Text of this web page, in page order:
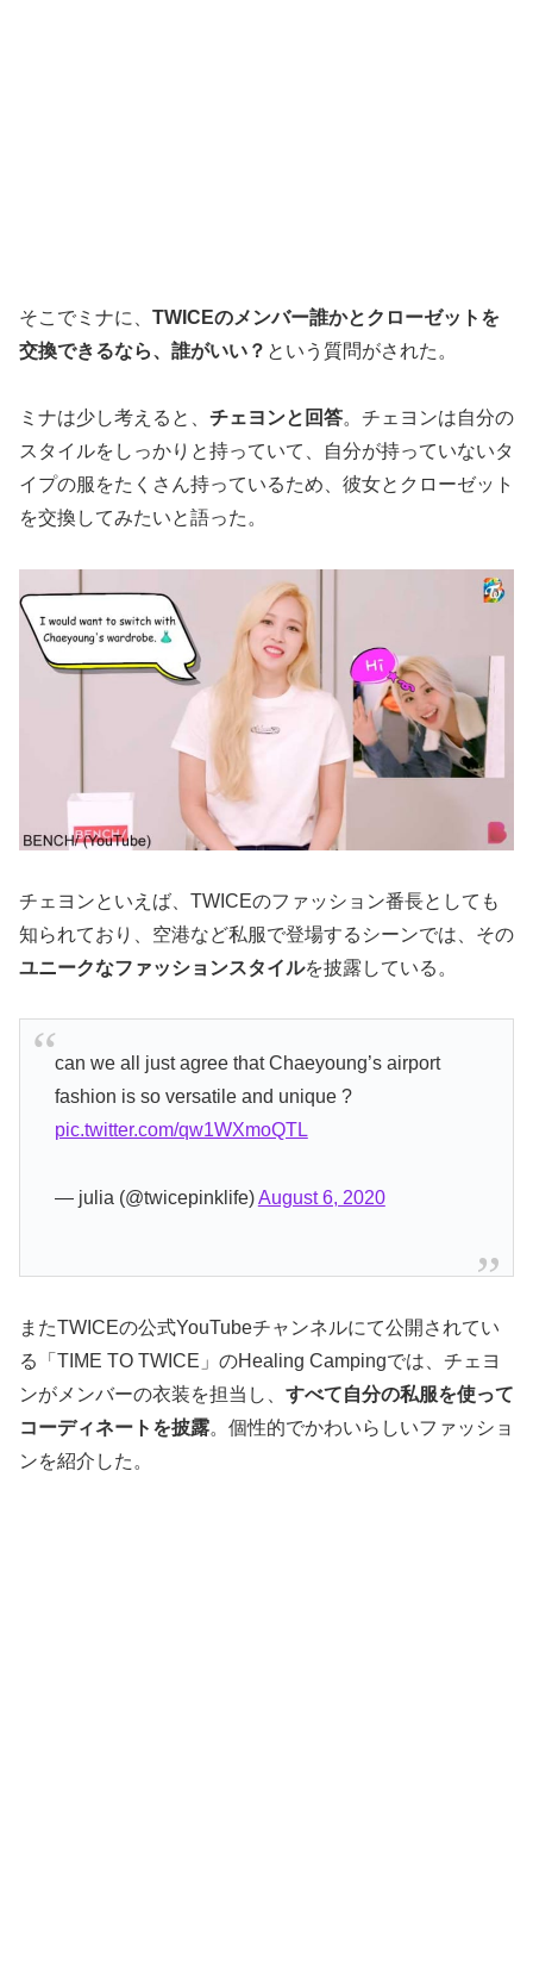
そこでミナに、 TWICEのメンバー誰かとクローゼットを
交換できるなら、誰がいい？ という質問がされた。
ミナは少し考えると、 チェヨンと回答。チェヨンは自分の
スタイルをしっかりと持っていて、自分が持っていないタ
イプの服をたくさん持っているため、彼女とクローゼット
を交換してみたいと語った。
チェヨンといえば、TWICEのファッション番長としても
知られており、空港など私服で登場するシーンでは、その
ユニークなファッションスタイルを披露している。
can we all just agree that Chaeyoung’s airport
fashion is so versatile and unique ?
pic.twitter.com/qw1WXmoQTL
— julia (@twicepinklife)August 6, 2020
またTWICEの公式YouTubeチャンネルにて公開されてい
る「TIME TO TWICE」のHealing Campingでは、チェヨ
ンがメンバーの衣装を担当し、 すべて自分の私服を使って
コーディネートを披露。個性的でかわいらしいファッショ
ンを紹介した。